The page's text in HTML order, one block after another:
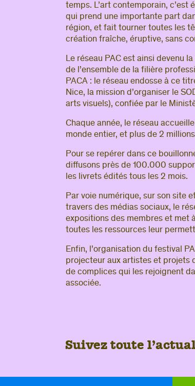
temps. L’art contemporain, c’est
qui prend une importante part
région, et fait tourner toutes les
création fraîche, éruptive, sans
Le réseau PAC est ainsi devenu
de l’ensemble de la filière
PACA : le réseau endosse à ce
Nice, la mission d’organiser le
arts visuels), confiée par le
Chaque année, le réseau
monde entier, et plus de 2
Pour se repérer dans ce
diffusons près de 100.000
les livrets édités tous les 2 mois.
Par voie numérique, sur son site
travers des médias sociaux, le
expositions des membres et met
toutes les ressources leur
Enfin, l’organisation du festival
projecteur aux artistes et projets
de complices qui les rejoignent
associée.
Suivez toute